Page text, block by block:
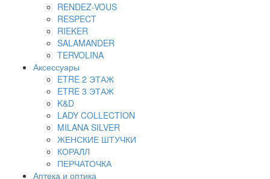
RENDEZ-VOUS
RESPECT
RIEKER
SALAMANDER
TERVOLINA
Аксессуары
ETRE 2 ЭТАЖ
ETRE 3 ЭТАЖ
K&D
LADY COLLECTION
MILANA SILVER
ЖЕНСКИЕ ШТУЧКИ
КОРАЛЛ
ПЕРЧАТОЧКА
Аптека и оптика